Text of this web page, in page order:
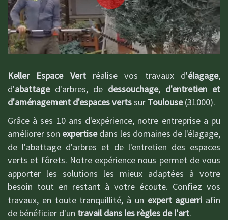
Keller Espace Vertréalise vos travaux d'élagage,
d'abattaged'arbres, de dessouchage, d'entretien et
d'aménagement d'espaces vertssur Toulouse(31000).
Grâce à ses 10 ans d'expérience, notre entreprise a pu
améliorer son expertisedans les domaines de l'élagage,
de l'abattage d'arbres et de l'entretien des espaces
verts et fôrets. Notre expérience nous permet de vous
apporter les solutions les mieux adaptées à votre
besoin tout en restant à votre écoute. Confiez vos
travaux, en toute tranquillité, à un expert aguerri afin
de bénéficier d'un travail dans les règles de l'art.